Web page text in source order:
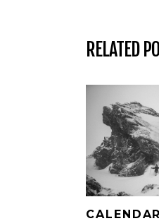
RELATED